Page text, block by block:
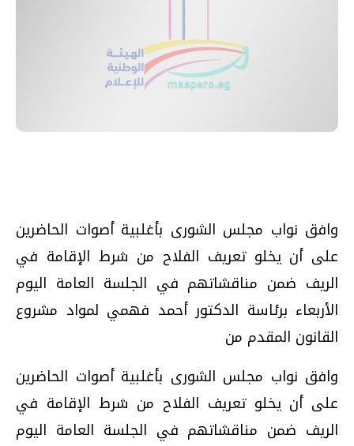
وافق نواب مجلس الشورى بأغلبية أصوات الحاضرين
على أن يخلو تعريف الفلاح من شرط الإقامة في
الريف ضمن مناقشاتهم في الجلسة العامة اليوم
الأربعاء برئاسة الدكتور أحمد فهمي لمواد مشروع
القانون المقدم من
وافق نواب مجلس الشورى بأغلبية أصوات الحاضرين
على أن يخلو تعريف الفلاح من شرط الإقامة في
الريف ضمن مناقشاتهم في الجلسة العامة اليوم